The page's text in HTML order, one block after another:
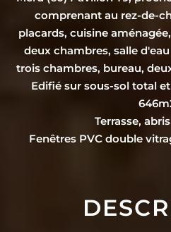
comprenant au rez-de-
placards, cuisine
deux chambres, salle
trois chambres, bureau,
Edifié sur sous-sol total
Terrasse,
Fenêtres PVC double